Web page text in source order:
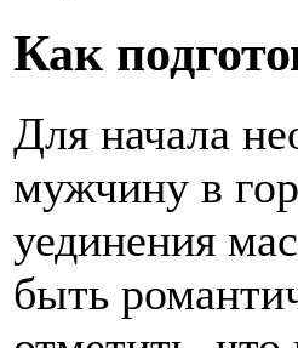
Как
Для начала
мужчину в
уединения
быть